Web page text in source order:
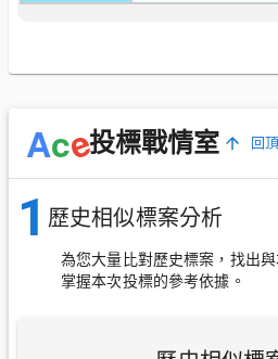
Ace投標戰情室 回
1 歷史相似標案分析
為您大量比對歷史標案，找出
掌握本次投標的參考依據。